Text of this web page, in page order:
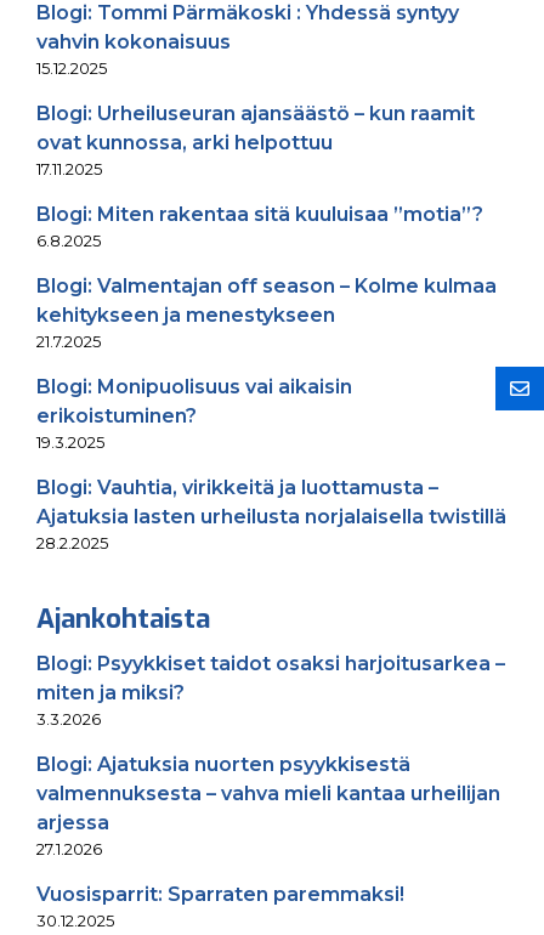
Blogi: Tommi Pärmäkoski : Yhdessä syntyy
vahvin kokonaisuus
15.12.2025
Blogi: Urheiluseuran ajansäästö – kun raamit
ovat kunnossa, arki helpottuu
17.11.2025
Blogi: Miten rakentaa sitä kuuluisaa ”motia”?
6.8.2025
Blogi: Valmentajan off season – Kolme kulmaa
kehitykseen ja menestykseen
21.7.2025
Blogi: Monipuolisuus vai aikaisin
erikoistuminen?
19.3.2025
Blogi: Vauhtia, virikkeitä ja luottamusta –
Ajatuksia lasten urheilusta norjalaisella twistillä
28.2.2025
Ajankohtaista
Blogi: Psyykkiset taidot osaksi harjoitusarkea –
miten ja miksi?
3.3.2026
Blogi: Ajatuksia nuorten psyykkisestä
valmennuksesta – vahva mieli kantaa urheilijan
arjessa
27.1.2026
Vuosisparrit: Sparraten paremmaksi!
30.12.2025